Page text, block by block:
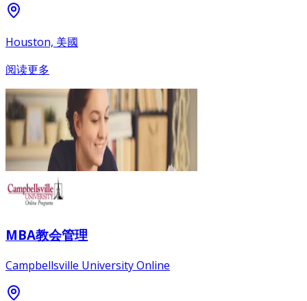
Houston, 美國
阅读更多
MBA教会管理
Campbellsville University Online